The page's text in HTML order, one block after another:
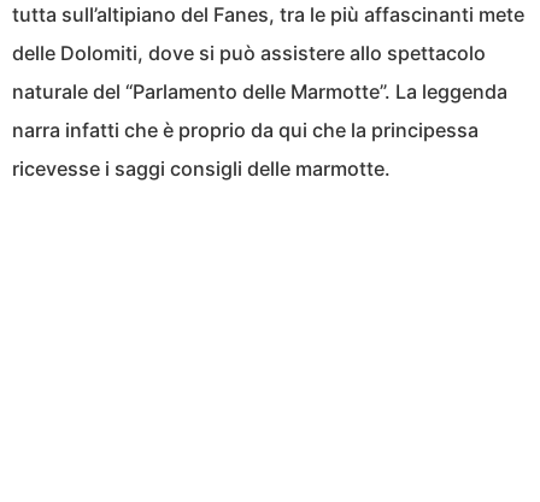
tutta sull’altipiano del Fanes, tra le più affascinanti mete
delle Dolomiti, dove si può assistere allo spettacolo
naturale del “Parlamento delle Marmotte”. La leggenda
narra infatti che è proprio da qui che la principessa
ricevesse i saggi consigli delle marmotte.